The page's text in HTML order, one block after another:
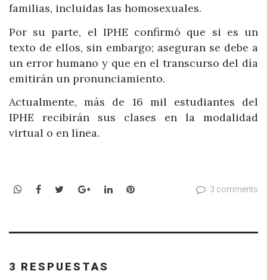
familias, incluidas las homosexuales.
Por su parte, el IPHE confirmó que si es un
texto de ellos, sin embargo; aseguran se debe a
un error humano y que en el transcurso del día
emitirán un pronunciamiento.
Actualmente, más de 16 mil estudiantes del
IPHE recibirán sus clases en la modalidad
virtual o en línea.
WhatsApp
Facebook
TwitterGoogle+LinkedInPinterest 3 comments
3 RESPUESTAS